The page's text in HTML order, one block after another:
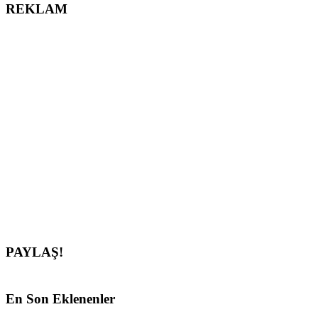
REKLAM
PAYLAŞ!
En Son Eklenenler